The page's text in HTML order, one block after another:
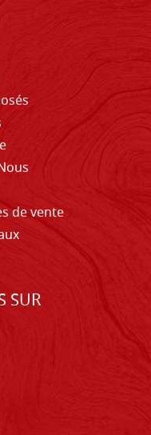
de vente
SUR